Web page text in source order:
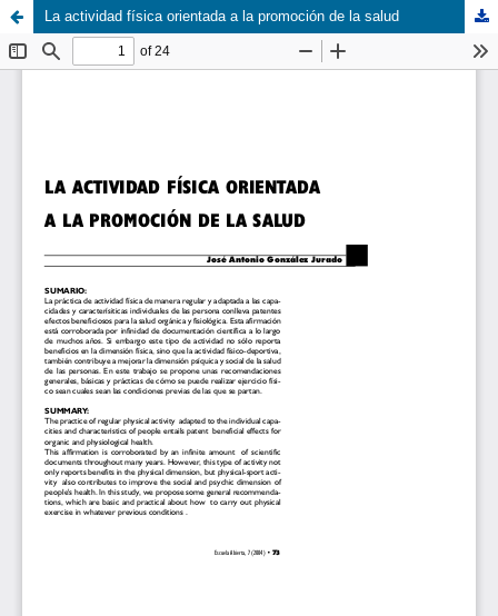
La actividad física orientada a la promoción de la salud